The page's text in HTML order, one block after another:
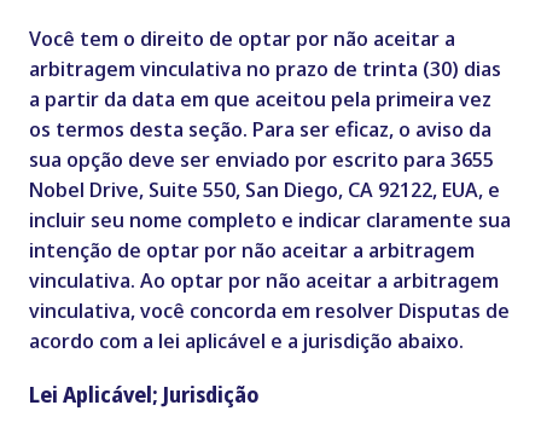
Você tem o direito de optar por não aceitar a
arbitragem vinculativa no prazo de trinta (30) dias
a partir da data em que aceitou pela primeira vez
os termos desta seção. Para ser eficaz, o aviso da
sua opção deve ser enviado por escrito para 3655
Nobel Drive, Suite 550, San Diego, CA 92122, EUA, e
incluir seu nome completo e indicar claramente sua
intenção de optar por não aceitar a arbitragem
vinculativa. Ao optar por não aceitar a arbitragem
vinculativa, você concorda em resolver Disputas de
acordo com a lei aplicável e a jurisdição abaixo.
Lei Aplicável; Jurisdição